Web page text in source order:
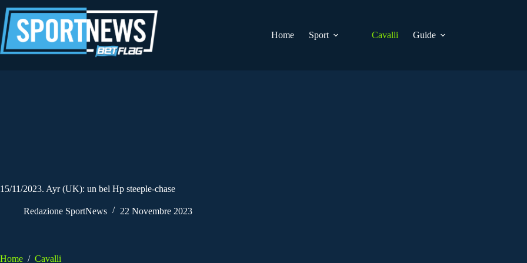
al
contenuto
Home
Sport Cavalli Guide
15/11/2023. Ayr (UK): un bel Hp steeple-chase
Redazione SportNews 22 Novembre 2023
Home / Cavalli